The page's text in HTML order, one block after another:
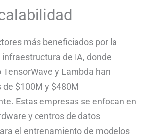
más beneficiados por la
infraestructura de IA, donde
y Lambda han
de $100M y $480M
Estas empresas se enfocan en
y centros de datos
el entrenamiento de modelos